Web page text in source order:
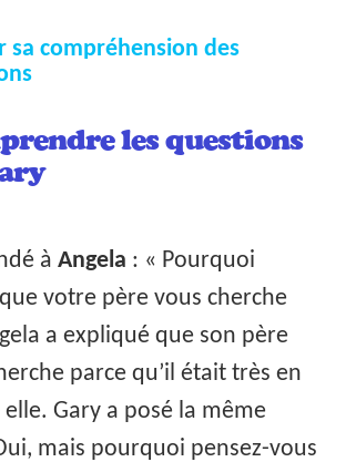
sa compréhension des
les questions
à Angela : « Pourquoi
votre père vous cherche
a expliqué que son père
parce qu’il était très en
Gary a posé la même
mais pourquoi pensez-vous